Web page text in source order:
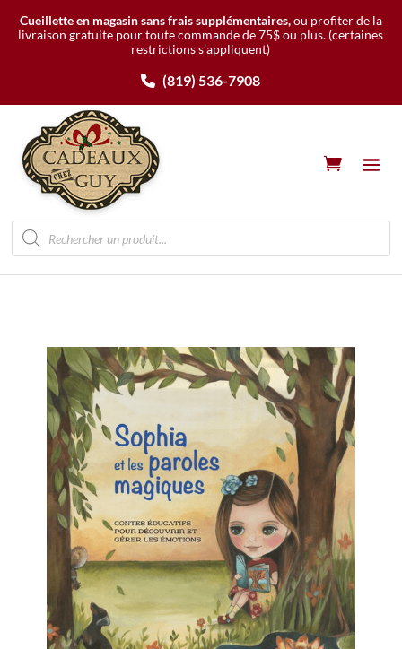
Cueillette en magasin sans frais supplémentaires,ou profiter de la
livraison gratuite pour toute commande de 75$ ou plus. (certaines
restrictions s’appliquent)
(819) 536-7908
Recherche
de
produits